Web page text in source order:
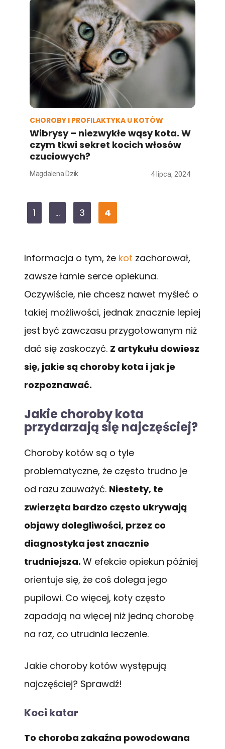
CHOROBY I PROFILAKTYKA U KOTÓW
Wibrysy – niezwykłe wąsy kota. W
czym tkwi sekret kocich włosów
czuciowych?
Magdalena Dzik 4 lipca, 2024
Page
1 … Page
3 Page
4
Informacja o tym, że kot zachorował,
zawsze łamie serce opiekuna.
Oczywiście, nie chcesz nawet myśleć o
takiej możliwości, jednak znacznie lepiej
jest być zawczasu przygotowanym niż
dać się zaskoczyć. Z artykułu dowiesz
się, jakie są choroby kota i jak je
rozpoznawać.
Jakie choroby kota
przydarzają się najczęściej?
Choroby kotów są o tyle
problematyczne, że często trudno je
od razu zauważyć. Niestety, te
zwierzęta bardzo często ukrywają
objawy dolegliwości, przez co
diagnostyka jest znacznie
trudniejsza. W efekcie opiekun później
orientuje się, że coś dolega jego
pupilowi. Co więcej, koty często
zapadają na więcej niż jedną chorobę
na raz, co utrudnia leczenie.
Jakie choroby kotów występują
najczęściej? Sprawdź!
Koci katar
To choroba zakaźna powodowana